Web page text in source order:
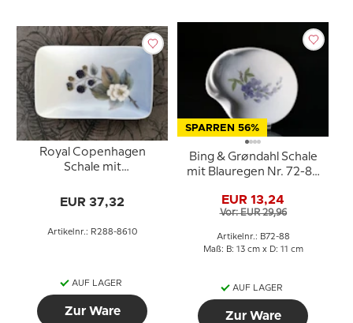
Royal Copenhagen
Schale mit
Porzellan
EUR 37,32
Artikelnr.: R288-8610
AUF LAGER
Zur Ware
SPARREN 56%
Bing & Grøndahl Schale
mit Blauregen Nr. 72-88
EUR 13,24
Vor: EUR 29,96
Artikelnr.: B72-88
Maß: B: 13 cm x D: 11 cm
AUF LAGER
Zur Ware